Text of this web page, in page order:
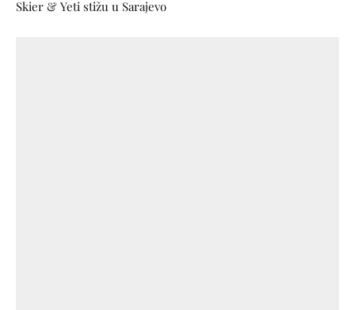
Skier & Yeti stižu u Sarajevo